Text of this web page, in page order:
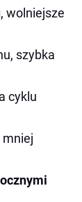
, wolniejsze
szybka
cyklu
mniej